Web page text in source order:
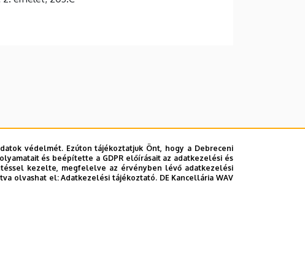
védelmét. Ezúton tájékoztatjuk Önt, hogy a Debreceni
és beépítette a GDPR előírásait az adatkezelési és
kezelte, megfelelve az érvényben lévő adatkezelési
olvashat el:Adatkezelési tájékoztató. DE Kancellária WAV